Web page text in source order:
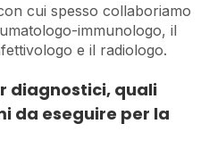
cui spesso collaboriamo
immunologo, il
e il radiologo.
diagnostici, quali
da eseguire per la